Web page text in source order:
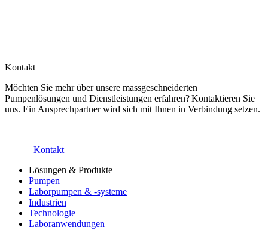
Kontakt
Möchten Sie mehr über unsere massgeschneiderten
Pumpenlösungen und Dienstleistungen erfahren? Kontaktieren Sie
uns. Ein Ansprechpartner wird sich mit Ihnen in Verbindung setzen.
Kontakt
Lösungen & Produkte
Pumpen
Laborpumpen & -systeme
Industrien
Technologie
Laboranwendungen